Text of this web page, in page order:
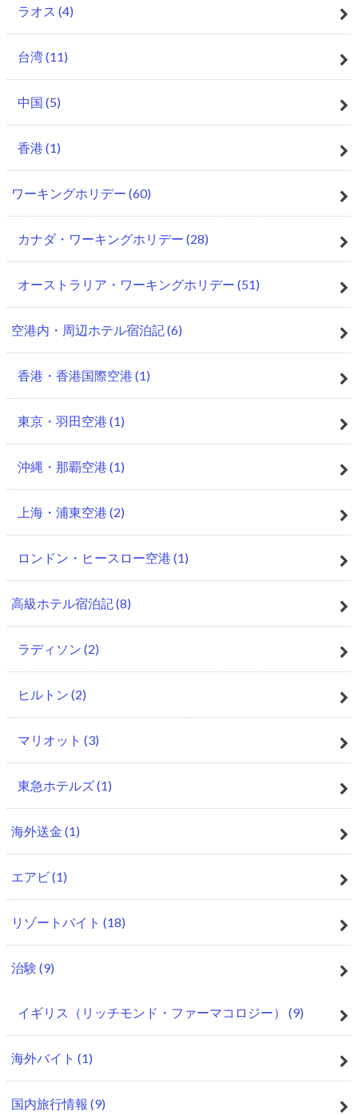
ラオス (4)
台湾(11)
中国 (5)
香港 (1)
ワーキングホリデー (60)
カナダ・ワーキングホリデー (28)
オーストラリア・ワーキングホリデー (51)
空港内・周辺ホテル宿泊記(6)
香港・香港国際空港 (1)
東京・羽田空港 (1)
沖縄・那覇空港 (1)
上海・浦東空港 (2)
ロンドン・ヒースロー空港 (1)
高級ホテル宿泊記(8)
ラディソン (2)
ヒルトン (2)
マリオット (3)
東急ホテルズ(1)
海外送金 (1)
エアビ(1)
リゾートバイト (18)
治験 (9)
イギリス（リッチモンド・ファーマコロジー） (9)
海外バイト (1)
国内旅行情報 (9)